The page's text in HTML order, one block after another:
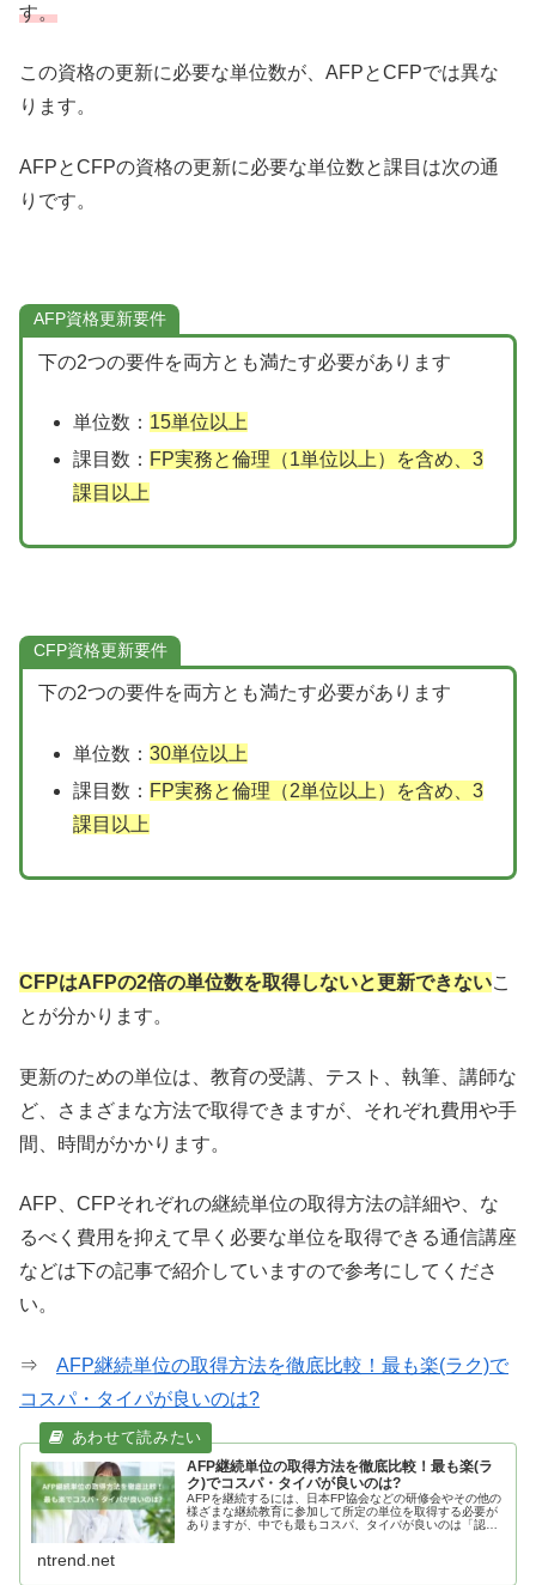
す。
この資格の更新に必要な単位数が、AFPとCFPでは異な
ります。
AFPとCFPの資格の更新に必要な単位数と課目は次の通
りです。
AFP資格更新要件
下の2つの要件を両方とも満たす必要があります
単位数： 15単位以上
課目数： FP実務と倫理（1単位以上）を含め、3
課目以上
CFP資格更新要件
下の2つの要件を両方とも満たす必要があります
単位数： 30単位以上
課目数： FP実務と倫理（2単位以上）を含め、3
課目以上
CFPはAFPの2倍の単位数を取得しないと更新できないこ
とが分かります。
更新のための単位は、教育の受講、テスト、執筆、講師な
ど、さまざまな方法で取得できますが、それぞれ費用や手
間、時間がかかります。
AFP、CFPそれぞれの継続単位の取得方法の詳細や、な
るべく費用を抑えて早く必要な単位を取得できる通信講座
などは下の記事で紹介していますので参考にしてくださ
い。
⇒ AFP継続単位の取得方法を徹底比較！最も楽(ラク)で
コスパ・タイパが良いのは?
AFP継続単位の取得方法を徹底比較！最も楽(ラ
ク)でコスパ・タイパが良いのは?
AFPを継続するには、日本FP協会などの研修会やその他の
様ざまな継続教育に参加して所定の単位を取得する必要が
ありますが、中でも最もコスパ、タイパが良いのは「認定
ntrend.net